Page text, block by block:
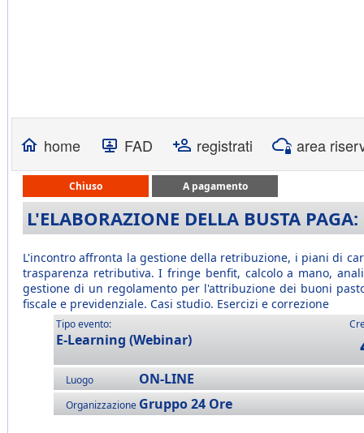
home FAD registrati area
Chiuso A pagamento
L'ELABORAZIONE DELLA BUSTA
L'incontro affronta la gestione della retribuzione, i piani di
trasparenza retributiva. I fringe benfit, calcolo a mano,
gestione di un regolamento per l'attribuzione dei buoni
fiscale e previdenziale. Casi studio. Esercizi e correzione
Tipo evento:
E-Learning (Webinar)
Luogo ON-LINE
Organizzazione Gruppo 24 Ore